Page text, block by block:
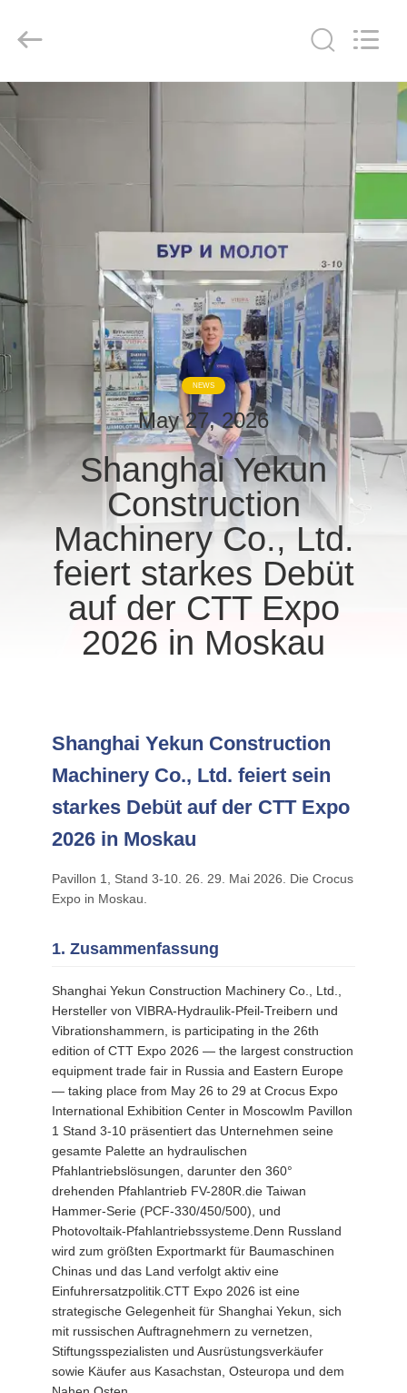
HAUS
PRODUKTE
VR-
SHOW
ÜBER
UNS
FABRIK-
AUSFLUG
QUALITÄTSKONTROLLE
TRETEN
NACHRICHTEN
FÄLLE
FORDERN
SIE EIN
ZITAT
PRIVACY
POLICY
Ltd..
NEWS
May 27, 2026
Shanghai Yekun
Construction
Machinery Co., Ltd.
feiert starkes Debüt
auf der CTT Expo
2026 in Moskau
Shanghai Yekun Construction
Machinery Co., Ltd. feiert sein
starkes Debüt auf der CTT Expo
2026 in Moskau
Pavillon 1, Stand 3-10. 26. 29. Mai 2026. Die Crocus
Expo in Moskau.
1. Zusammenfassung
Shanghai Yekun Construction Machinery Co., Ltd.,
Hersteller von VIBRA-Hydraulik-Pfeil-Treibern und
Vibrationshammern, is participating in the 26th
edition of CTT Expo 2026 — the largest construction
equipment trade fair in Russia and Eastern Europe
— taking place from May 26 to 29 at Crocus Expo
International Exhibition Center in MoscowIm Pavillon
1 Stand 3-10 präsentiert das Unternehmen seine
gesamte Palette an hydraulischen
Pfahlantriebslösungen, darunter den 360°
drehenden Pfahlantrieb FV-280R.die Taiwan
Hammer-Serie (PCF-330/450/500), und
Photovoltaik-Pfahlantriebssysteme.Denn Russland
wird zum größten Exportmarkt für Baumaschinen
Chinas und das Land verfolgt aktiv eine
Einfuhrersatzpolitik.CTT Expo 2026 ist eine
strategische Gelegenheit für Shanghai Yekun, sich
mit russischen Auftragnehmern zu vernetzen,
Stiftungsspezialisten und Ausrüstungsverkäufer
sowie Käufer aus Kasachstan, Osteuropa und dem